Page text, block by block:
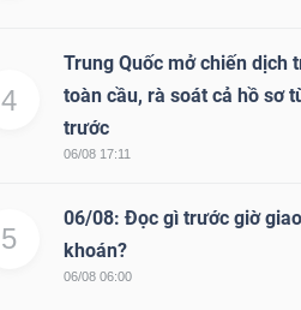
4
Trung Quốc mở chiến dịch
toàn cầu, rà soát cả hồ sơ
trước
06/08 17:11
5
06/08: Đọc gì trước giờ
khoán?
06/08 06:00